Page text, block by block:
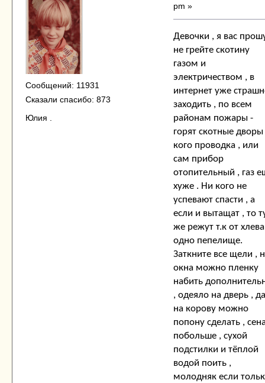
Сообщений: 11931
Сказали спасибо: 873
Юлия .
pm »
Девочки , я вас
не грейте скотину
газом и
электричеством , в
интернет уже
заходить , по всем
районам пожары -
горят скотные дворы
кого проводка , или
сам прибор
отопительный , газ
хуже . Ни кого не
успевают спасти , а
если и вытащат , то
же режут т.к от хлева
одно пепелище.
Заткните все щели ,
окна можно пленку
набить
, одеяло на дверь , да
на корову можно
попону сделать ,
побольше , сухой
подстилки и тёплой
водой поить ,
молодняк если